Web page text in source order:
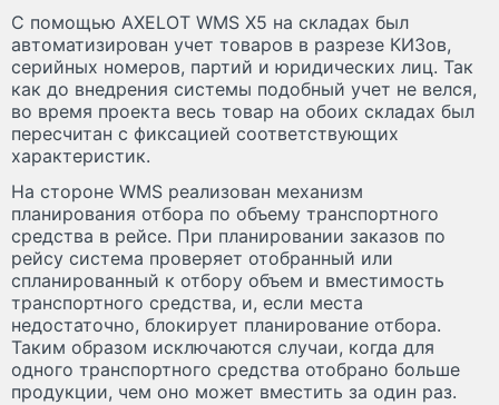
С помощью AXELOT WMS X5 на складах был
автоматизирован учет товаров в разрезе КИЗов,
серийных номеров, партий и юридических лиц. Так
как до внедрения системы подобный учет не велся,
во время проекта весь товар на обоих складах был
пересчитан с фиксацией соответствующих
характеристик.
На стороне WMS реализован механизм
планирования отбора по объему транспортного
средства в рейсе. При планировании заказов по
рейсу система проверяет отобранный или
спланированный к отбору объем и вместимость
транспортного средства, и, если места
недостаточно, блокирует планирование отбора.
Таким образом исключаются случаи, когда для
одного транспортного средства отобрано больше
продукции, чем оно может вместить за один раз.